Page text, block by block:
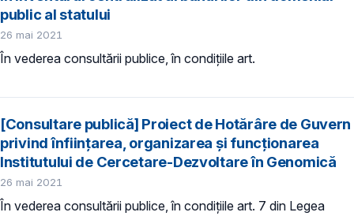
public al statului
26 mai 2021
În vederea consultării publice, în condiţiile art.
[Consultare publică] Proiect de Hotărâre de Guvern
privind înfiinţarea, organizarea şi funcţionarea
Institutului de Cercetare-Dezvoltare în Genomică
26 mai 2021
În vederea consultării publice, în condiţiile art. 7 din Legea